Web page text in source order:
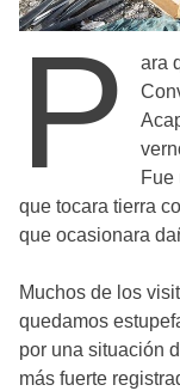
P
ara
Fue
que tocara tierra
que ocasionara
Muchos de los
quedamos
por una situación
más fuerte